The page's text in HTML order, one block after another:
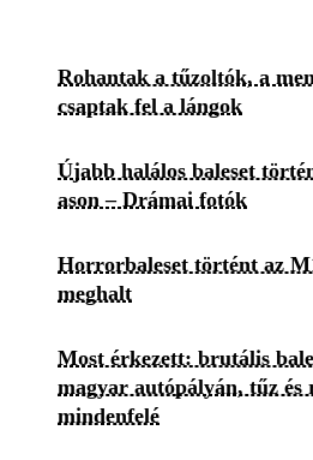
Rohantak a tűzoltók, a
csaptak fel a lángok
Újabb halálos baleset
ason – Drámai fotók
Horrorbaleset történt az
meghalt
Most érkezett: brutális
magyar autópályán, tűz és
mindenfelé